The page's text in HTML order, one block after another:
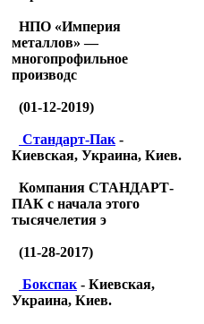
НПО «Империя
металлов» —
многопрофильное
производс
(01-12-2019)
Стандарт-Пак -
Киевская, Украина, Киев.
Компания СТАНДАРТ-
ПАК с начала этого
тысячелетия э
(11-28-2017)
Бокспак - Киевская,
Украина, Киев.